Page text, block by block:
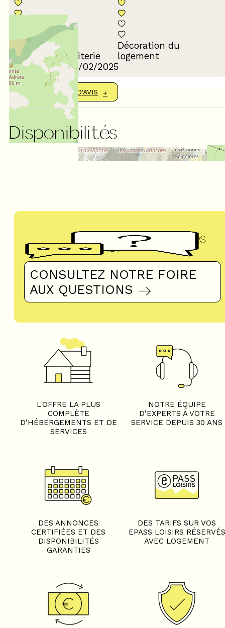
Confort de la literie
Décoration du
logement
Avis écrit le 18/02/2025
AFFICHER PLUS D'AVIS
Disponibilités
Questions fréquentes
UN DOUTE ?
CONSULTEZ NOTRE FOIRE
AUX QUESTIONS
L'OFFRE LA PLUS
COMPLÈTE
D'HÉBERGEMENTS ET DE
SERVICES
NOTRE ÉQUIPE
D'EXPERTS À VOTRE
SERVICE DEPUIS 30 ANS
DES ANNONCES
CERTIFIÉES ET DES
DISPONIBILITÉS
GARANTIES
DES TARIFS SUR VOS
EPASS LOISIRS RÉSERVÉS
AVEC LOGEMENT